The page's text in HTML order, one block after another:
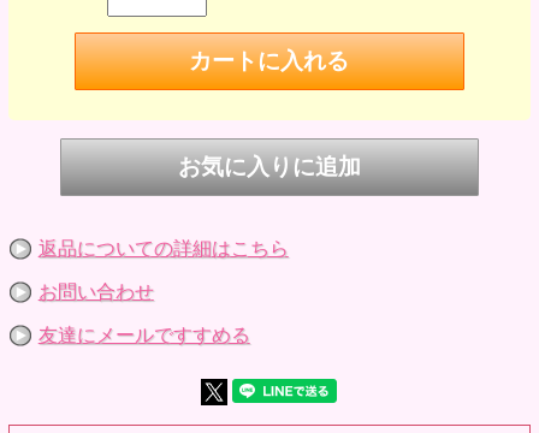
返品についての詳細はこちら
お問い合わせ
友達にメールですすめる